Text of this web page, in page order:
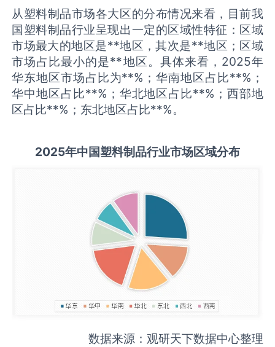
从塑料制品市场各大区的分布情况来看，目前我
国塑料制品行业呈现出一定的区域性特征：区域
市场最大的地区是**地区，其次是**地区；区域
市场占比最小的是**地区。具体来看，2025年
华东地区市场占比为**%；华南地区占比**%；
华中地区占比**%；华北地区占比**%；西部地
区占比**%；东北地区占比**%。
2025年中国塑料制品行业市场区域分布
数据来源：观研天下数据中心整理